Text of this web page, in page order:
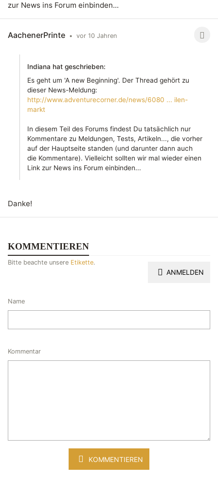
zur News ins Forum einbinden...
AachenerPrinte • vor 10 Jahren
Indiana hat geschrieben:
Es geht um 'A new Beginning'. Der Thread gehört zu
dieser News-Meldung:
http://www.adventurecorner.de/news/6080 ... ilen-
markt
In diesem Teil des Forums findest Du tatsächlich nur
Kommentare zu Meldungen, Tests, Artikeln..., die vorher
auf der Hauptseite standen (und darunter dann auch
die Kommentare). Vielleicht sollten wir mal wieder einen
Link zur News ins Forum einbinden...
Danke!
KOMMENTIEREN
Bitte beachte unsere Etikette.
ANMELDEN
Name
Kommentar
KOMMENTIEREN